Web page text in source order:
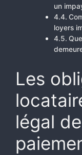
un
loyers
Les
légal